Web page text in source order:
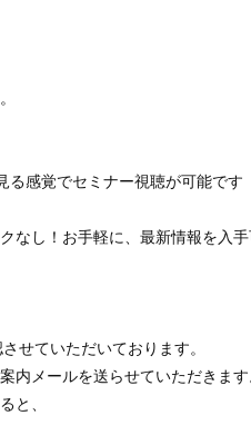
感覚でセミナー視聴が可能です
なし！お手軽に、最新情報を入
せていただいております。
内メールを送らせていただきます
と、